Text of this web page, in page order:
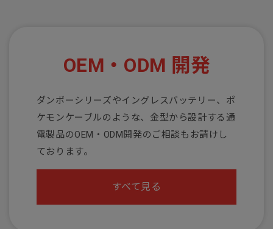
OEM・ODM 開発
ダンボーシリーズやイングレスバッテリー、ポ
ケモンケーブルのような、金型から設計する通
電製品のOEM・ODM開発のご相談もお請けし
ております。
すべて見る